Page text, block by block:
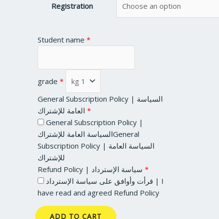
Registration
Student name *
grade *
General Subscription Policy | السياسة
العامة للإشتراك *
General Subscription Policy |
السياسة العامة للإشتراكGeneral
Subscription Policy | السياسة العامة
للإشتراك
Refund Policy | سياسة الإسترداد *
قرأت وأوافق على سياسة الإسترداد | I
have read and agreed Refund Policy
ADD TO CART